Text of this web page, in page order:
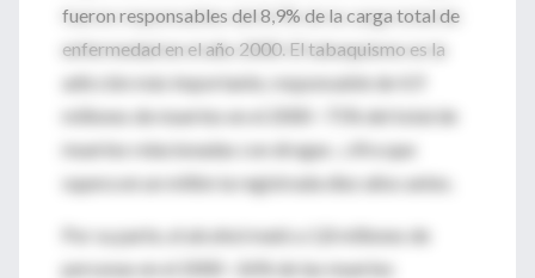
fueron responsables del 8,9% de la carga total de
enfermedad en el año 2000. El tabaquismo es la
adicción más importante, responsable de 4,9
millones de muertes en el 2000 –71% del total de
muertes relacionadas con drogas-, cifra que
supera en un millón la registrada diez años antes.
Por su parte, el alcohol mató a 1,8 millones de
personas en el 2000 –26% de las muertes